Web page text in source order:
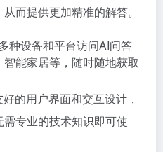
而提供更加精准的解答。
种设备和平台访问AI问答
能家居等，随时随地获取
的用户界面和交互设计，
专业的技术知识即可使